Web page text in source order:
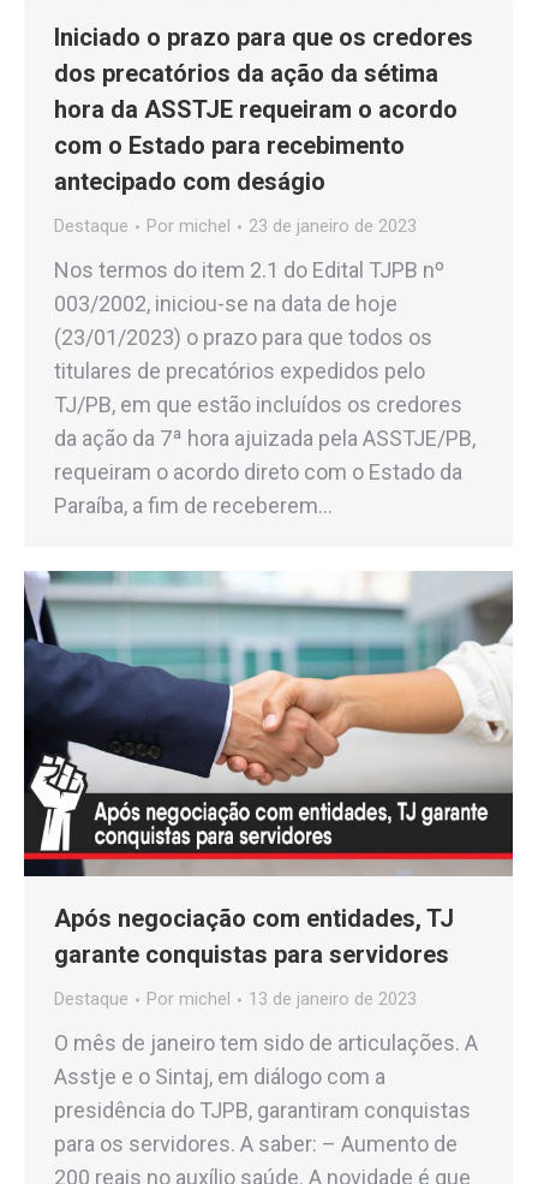
Iniciado o prazo para que os credores
dos precatórios da ação da sétima
hora da ASSTJE requeiram o acordo
com o Estado para recebimento
antecipado com deságio
Destaque Por michel 23 de janeiro de 2023
Nos termos do item 2.1 do Edital TJPB nº
003/2002, iniciou-se na data de hoje
(23/01/2023) o prazo para que todos os
titulares de precatórios expedidos pelo
TJ/PB, em que estão incluídos os credores
da ação da 7ª hora ajuizada pela ASSTJE/PB,
requeiram o acordo direto com o Estado da
Paraíba, a fim de receberem…
Após negociação com entidades, TJ
garante conquistas para servidores
Destaque Por michel 13 de janeiro de 2023
O mês de janeiro tem sido de articulações. A
Asstje e o Sintaj, em diálogo com a
presidência do TJPB, garantiram conquistas
para os servidores. A saber: – Aumento de
200 reais no auxílio saúde. A novidade é que